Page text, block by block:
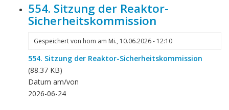
use
in
highest
safety
in
554. Sitzung der Reaktor-
Sicherheitskommission
Gespeichert von hom am Mi., 10.06.2026 - 12:10
554. Sitzung der Reaktor-Sicherheitskommission
(88.37 KB)
Datum am/von
2026-06-24